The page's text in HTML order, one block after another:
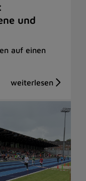
und
auf einen